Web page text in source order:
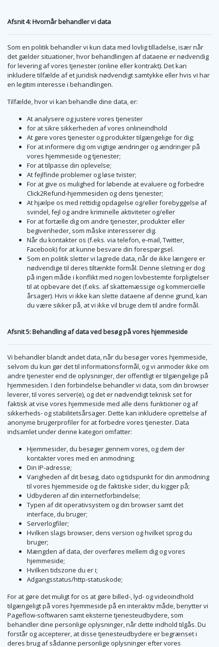
Afsnit 4: Hvornår behandler vi data
Som en politik behandler vi kun data med lovlig tilladelse, især når
det gælder situationer, hvor behandlingen af dataene er nødvendig
for levering af vores tjenester (online eller kontrakt). Det kan
inkludere tilfælde af et juridisk nødvendigt samtykke eller hvis vi har
en legitim interesse i behandlingen.
Tilfælde, hvor vi kan behandle dine data, er:
At analysere og justere vores tjenester
for at sikre sikkerheden af vores onlineindhold
At gøre vores tjenester og produkter tilgængelige for dig;
For at informere dig om vigtige ændringer og ændringer på
vores hjemmeside og tjenester;
For at tilpasse din oplevelse;
At fejlfinde problemer og løse tvister;
For at give os mulighed for løbende at evaluere og forbedre
Click2Refund-hjemmesiden og dens tjenester;
At hjælpe os med rettidig opdagelse og/eller forebyggelse af
svindel, fejl og andre kriminelle aktiviteter og/eller
For at fortælle dig om andre tjenester, produkter eller
begivenheder, som måske interesserer dig.
Når du kontakter os (f.eks. via telefon, e-mail, Twitter,
Facebook) for at kunne besvare din forespørgsel.
Som en politik sletter vi lagrede data, når de ikke længere er
nødvendige til deres tiltænkte formål. Denne sletning er dog
på ingen måde i konflikt med nogen lovbestemte forpligtelser
til at opbevare det (f.eks. af skattemæssige og kommercielle
årsager). Hvis vi ikke kan slette dataene af denne grund, kan
du være sikker på, at vi ikke vil bruge dem til andre formål.
Afsnit 5: Behandling af data ved besøg på vores hjemmeside
Vi behandler blandt andet data, når du besøger vores hjemmeside,
selvom du kun gør det til informationsformål, og vi anmoder ikke om
andre tjenester end de oplysninger, der offentligt er tilgængelige på
hjemmesiden. I den forbindelse behandler vi data, som din browser
leverer, til vores server(e), og det er nødvendigt teknisk set for
faktisk at vise vores hjemmeside med alle dens funktioner og af
sikkerheds- og stabilitetsårsager. Dette kan inkludere oprettelse af
anonyme brugerprofiler for at forbedre vores tjenester. Data
indsamlet under denne kategori omfatter:
Hjemmesider, du besøger gennem vores, og dem der
kontakter vores med en anmodning;
Din IP-adresse;
Varigheden af dit besøg, dato og tidspunkt for din anmodning
til vores hjemmeside og de faktiske sider, du kigger på;
Udbyderen af din internetforbindelse;
Typen af dit operativsystem og din browser samt det
interface, du bruger;
Serverlogfiler;
Hvilken slags browser, dens version og hvilket sprog du
bruger;
Mængden af data, der overføres mellem dig og vores
hjemmeside;
Hvilken tidszone du er i;
Adgangsstatus/http-statuskode;
For at gøre det muligt for os at gøre billed-, lyd- og videoindhold
tilgængeligt på vores hjemmeside på en interaktiv måde, benytter vi
Pageflow-softwaren samt eksterne tjenesteudbydere, som
behandler dine personlige oplysninger, når dette indhold tilgås. Du
forstår og accepterer, at disse tjenesteudbydere er begrænset i
deres brug af sådanne personlige oplysninger efter vores